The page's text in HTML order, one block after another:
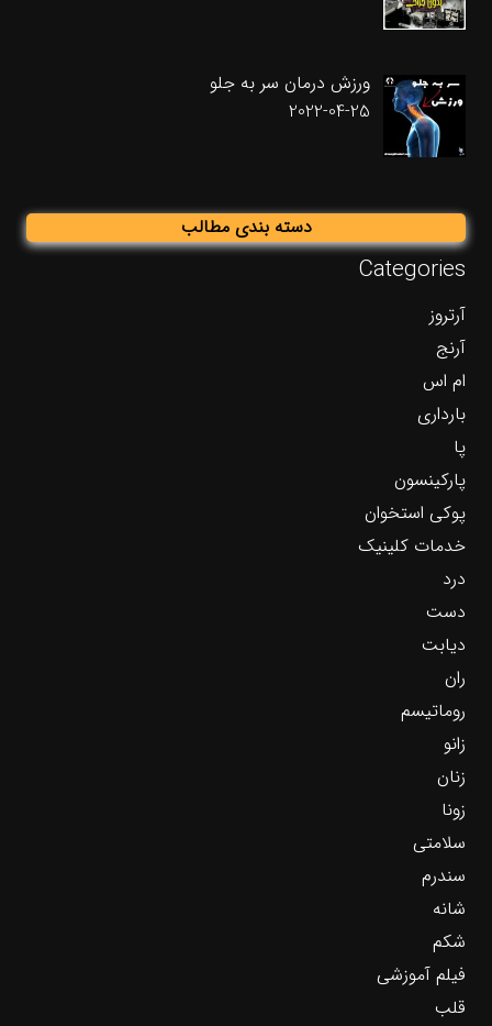
ورزش درمان سر به جلو
2022-04-25
دسته بندی مطالب
Categories
آرتروز
آرنج
ام اس
بارداری
پا
پارکینسون
پوکی استخوان
خدمات کلینیک
درد
دست
دیابت
ران
روماتیسم
زانو
زنان
زونا
سلامتی
سندرم
شانه
شکم
فیلم آموزشی
قلب